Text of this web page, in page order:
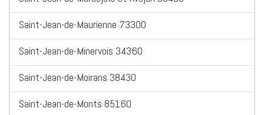
Saint-Jean-de-Maurienne 73300
Saint-Jean-de-Minervois 34360
Saint-Jean-de-Moirans 38430
Saint-Jean-de-Monts 85160